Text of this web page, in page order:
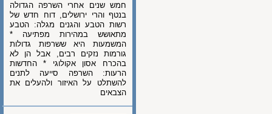
חמש שנים אחרי השרפה הגדולה
בנטף והרי ירושלים, דוח חדש של
רשות הטבע והגנים מגלה: הטבע
מתאושש במהירות מפתיעה *
המשמעות היא ששרפות גדולות
גורמות נזקים רבים, אבל הן לא
בהכרח אסון אקולוגי * החדשות
הרעות: השרפה סייעה לתנים
להשתלט על האיזור ולהעלים את
הצבאים